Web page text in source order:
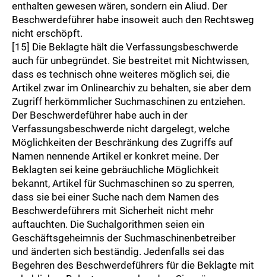
enthalten gewesen wären, sondern ein Aliud. Der
Beschwerdeführer habe insoweit auch den Rechtsweg
nicht erschöpft.
[15] Die Beklagte hält die Verfassungsbeschwerde
auch für unbegründet. Sie bestreitet mit Nichtwissen,
dass es technisch ohne weiteres möglich sei, die
Artikel zwar im Onlinearchiv zu behalten, sie aber dem
Zugriff herkömmlicher Suchmaschinen zu entziehen.
Der Beschwerdeführer habe auch in der
Verfassungsbeschwerde nicht dargelegt, welche
Möglichkeiten der Beschränkung des Zugriffs auf
Namen nennende Artikel er konkret meine. Der
Beklagten sei keine gebräuchliche Möglichkeit
bekannt, Artikel für Suchmaschinen so zu sperren,
dass sie bei einer Suche nach dem Namen des
Beschwerdeführers mit Sicherheit nicht mehr
auftauchten. Die Suchalgorithmen seien ein
Geschäftsgeheimnis der Suchmaschinenbetreiber
und änderten sich beständig. Jedenfalls sei das
Begehren des Beschwerdeführers für die Beklagte mit